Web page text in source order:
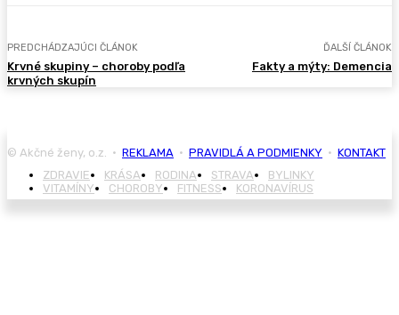
PREDCHÁDZAJÚCI ČLÁNOK
Krvné skupiny – choroby podľa
krvných skupín
ĎALŠÍ ČLÁNOK
Fakty a mýty: Demencia
© Akčné ženy, o.z. • REKLAMA • PRAVIDLÁ A PODMIENKY • KONTAKT
ZDRAVIE
KRÁSA RODINA STRAVA
BYLINKY
VITAMÍNY
CHOROBY FITNESS KORONAVÍRUS